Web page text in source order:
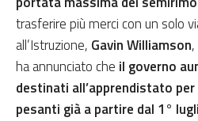
trasferire più merci con un solo
all’Istruzione, Gavin Williamson,
ha annunciato che il governo
destinati all’apprendistato
pesanti già a partire dal 1°